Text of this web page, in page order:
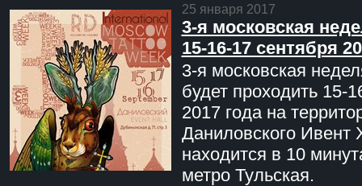
25 января 2017
3-я московская
15-16-17 сентября
3-я московская
будет проходить 15-
2017 года на
Даниловского Ивент
находится в 10
метро Тульская.